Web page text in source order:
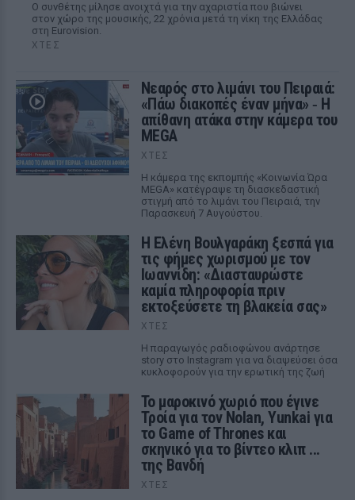
Ο συνθέτης μίλησε ανοιχτά για την αχαριστία που βιώνει
στον χώρο της μουσικής, 22 χρόνια μετά τη νίκη της Ελλάδας
στη Eurovision.
ΧΤΕΣ
Νεαρός στο λιμάνι του Πειραιά:
«Πάω διακοπές έναν μήνα» ‑ Η
απίθανη ατάκα στην κάμερα του
MEGA
ΧΤΕΣ
Η κάμερα της εκπομπής «Κοινωνία Ώρα
MEGA» κατέγραψε τη διασκεδαστική
στιγμή από το λιμάνι του Πειραιά, την
Παρασκευή 7 Αυγούστου.
Η Ελένη Βουλγαράκη ξεσπά για
τις φήμες χωρισμού με τον
Ιωαννίδη: «Διασταυρώστε
καμία πληροφορία πριν
εκτοξεύσετε τη βλακεία σας»
ΧΤΕΣ
Η παραγωγός ραδιοφώνου ανάρτησε
story στο Instagram για να διαψεύσει όσα
κυκλοφορούν για την ερωτική της ζωή
Το μαροκινό χωριό που έγινε
Τροία για τον Nolan, Yunkai για
το Game of Thrones και
σκηνικό για το βίντεο κλιπ ...
της Βανδή
ΧΤΕΣ